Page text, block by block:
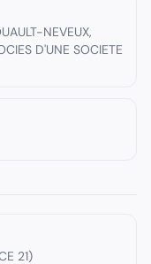
NEVEUX,
D'UNE SOCIETE
21)